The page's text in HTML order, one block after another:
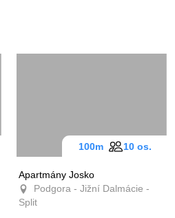
Apartmány Josko
Podgora - Jižní Dalmácie -
Split
100m 10 os.